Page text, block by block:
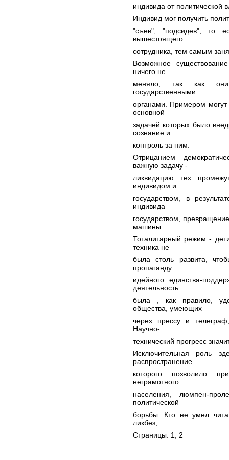
индивида от политической
Индивид мог получить
"съев", "подсидев", то
вышестоящего
сотрудника, тем самым
Возможное
ничего не
меняло, так как они
государственными
органами. Примером
основной
задачей которых было
сознание и
контроль за ним.
Отрицанием
важную задачу -
ликвидацию тех
индивидом и
государством, в
индивида
государством,
машины.
Тоталитарный режим -
техника не
была столь развита,
пропаганду
идейного единства-
деятельность
была , как правило,
общества, умеющих
через прессу и
Научно-
технический прогресс
Исключительная роль
распространение
которого позволило
неграмотного
населения, люмпен-
политической
борьбы. Кто не умел
ликбез,
Страницы: 1, 2